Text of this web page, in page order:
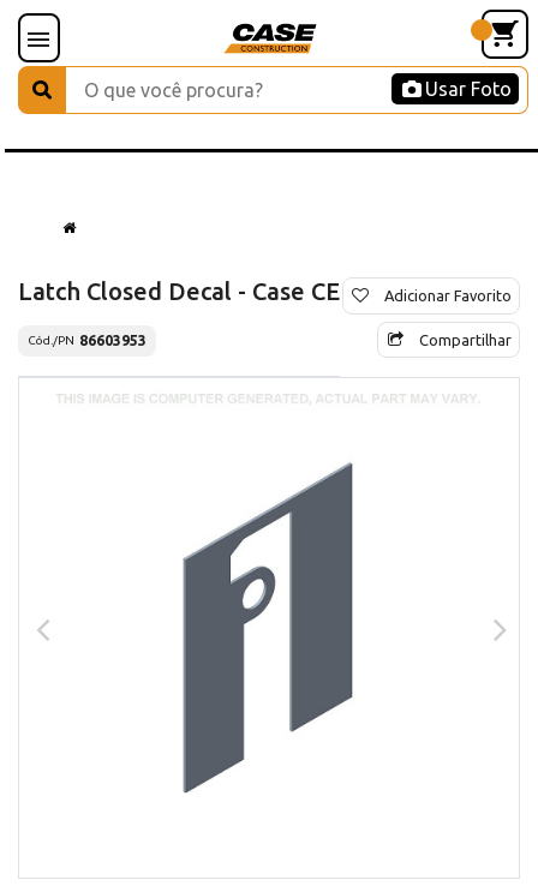
Usar Foto
Latch Closed Decal - Case CE
Cód./PN 86603953
Adicionar Favorito
Compartilhar